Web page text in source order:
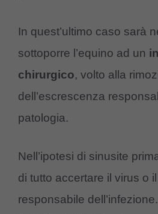
In quest’ultimo caso sarà
sottoporre l’equino ad un
chirurgico, volto alla
dell’escrescenza
patologia.
Nell’ipotesi di sinusite
di tutto accertare il virus o
responsabile